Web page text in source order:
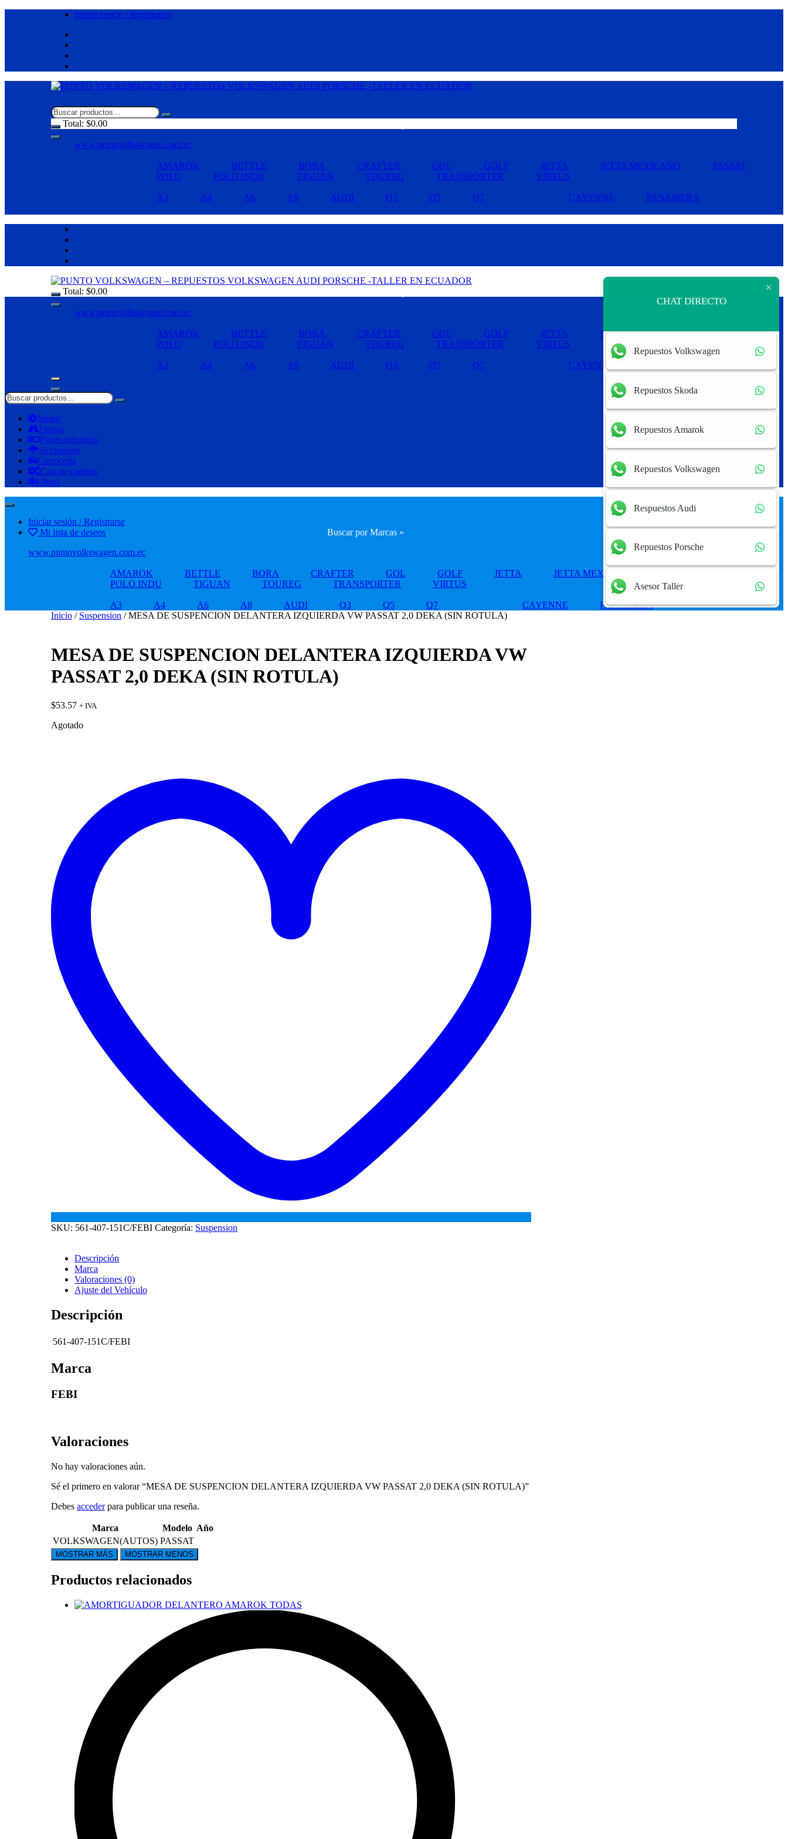
Iniciar sesión / Registrarse
Total: $0.00
www.puntovolkswagen.com.ec
AMAROK BETTLE BORA CRAFTER GOL GOLF JETTA JETTA MEXICANO
PASSAT
POLO
POLO INDU TIGUAN TOUREG TRANSPORTER VIRTUS
A3 A4 A6 A8 AUDI Q3 Q5 Q7 CAYENNE PANAMERA
Total: $0.00
www.puntovolkswagen.com.ec
AMAROK BETTLE BORA CRAFTER GOL GOLF JETTA JETTA MEXICANO
PASSAT
POLO
POLO INDU TIGUAN TOUREG TRANSPORTER VIRTUS
A3 A4 A6 A8 AUDI Q3 Q5 Q7 CAYENNE
Motor
Frenos
Partes eléctricas
Accesorios
Carrocería
Caja de cambio
Filtros
Iniciar sesión / Registrarse
Mi lista de deseos
www.puntovolkswagen.com.ec
Buscar por Marcas »
AMAROK BETTLE BORA CRAFTER GOL GOLF JETTA JETTA MEXICANO
POLO INDU
TIGUAN TOUREG TRANSPORTER VIRTUS
A3 A4 A6 A8 AUDI Q3 Q5 Q7 CAYENNE
PANAMERA
Inicio / Suspension / MESA DE SUSPENCION DELANTERA IZQUIERDA VW PASSAT 2,0 DEKA (SIN ROTULA)
MESA DE SUSPENCION DELANTERA IZQUIERDA VW
PASSAT 2,0 DEKA (SIN ROTULA)
$53.57 + IVA
Agotado
SKU: 561-407-151C/FEBI Categoría: Suspension
Descripción
Marca
Valoraciones (0)
Ajuste del Vehículo
Descripción
561-407-151C/FEBI
Marca
FEBI
Valoraciones
No hay valoraciones aún.
Sé el primero en valorar “MESA DE SUSPENCION DELANTERA IZQUIERDA VW PASSAT 2,0 DEKA (SIN ROTULA)”
Debes accederpara publicar una reseña.
Marca Modelo Año
VOLKSWAGEN(AUTOS) PASSAT
Productos relacionados
CHAT DIRECTO
Repuestos Volkswagen
Repuestos Skoda
Repuestos Amarok
Repuestos Volkswagen
Respuestos Audi
Repuestos Porsche
Asesor Taller